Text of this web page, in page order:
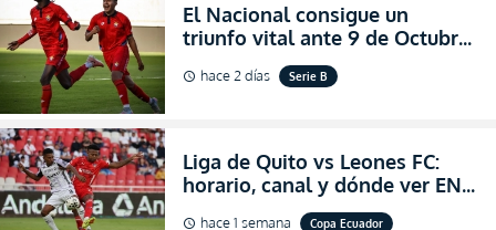
El Nacional consigue un
triunfo vital ante 9 de Octubre
para encender la fe en la
salvación
schedule hace 2 días Serie B
Liga de Quito vs Leones FC:
horario, canal y dónde ver EN
VIVO los octavos de final de la
schedule hace 1 semana Copa Ecuador